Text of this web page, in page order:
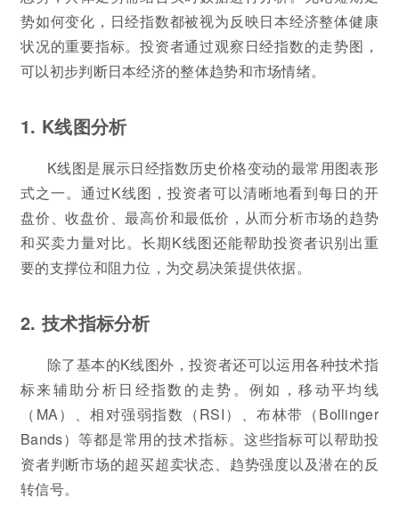
势如何变化，日经指数都被视为反映日本经济整体健康
状况的重要指标。投资者通过观察日经指数的走势图，
可以初步判断日本经济的整体趋势和市场情绪。
1. K线图分析
K线图是展示日经指数历史价格变动的最常用图表形
式之一。通过K线图，投资者可以清晰地看到每日的开
盘价、收盘价、最高价和最低价，从而分析市场的趋势
和买卖力量对比。长期K线图还能帮助投资者识别出重
要的支撑位和阻力位，为交易决策提供依据。
2. 技术指标分析
除了基本的K线图外，投资者还可以运用各种技术指
标来辅助分析日经指数的走势。例如，移动平均线
（MA）、相对强弱指数（RSI）、布林带（Bollinger
Bands）等都是常用的技术指标。这些指标可以帮助投
资者判断市场的超买超卖状态、趋势强度以及潜在的反
转信号。